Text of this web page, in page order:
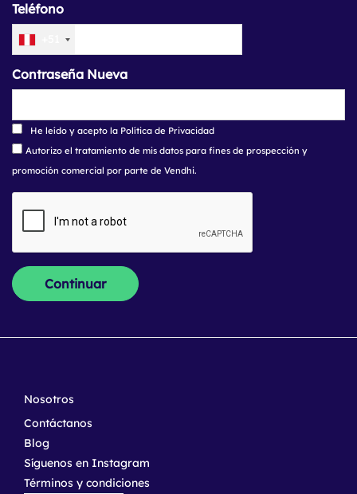
Teléfono
Contraseña Nueva
He leído y acepto la Política de Privacidad
Autorizo el tratamiento de mis datos para fines de prospección y
promoción comercial por parte de Vendhi.
Continuar
Nosotros
Contáctanos
Blog
Síguenos en Instagram
Términos y condiciones